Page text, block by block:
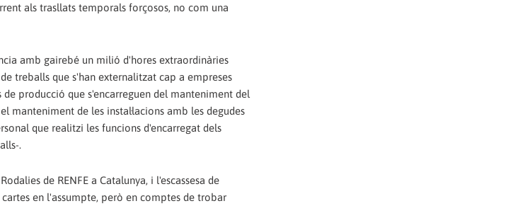
als trasllats temporals forçosos, no com una
amb gairebé un milió d'hores extraordinàries
treballs que s'han externalitzat cap a empreses
producció que s'encarreguen del manteniment del
manteniment de les instal·lacions amb les degudes
que realitzi les funcions d'encarregat dels
.
de RENFE a Catalunya, i l'escassesa de
en l'assumpte, però en comptes de trobar